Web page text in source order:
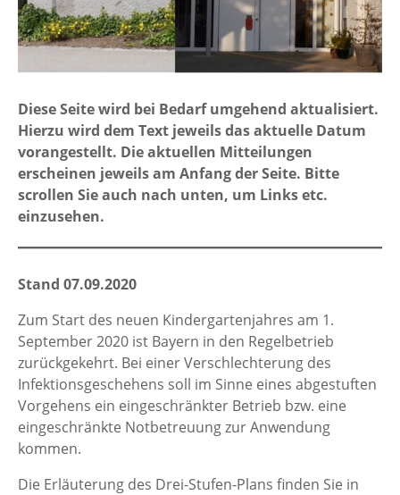
Diese Seite wird bei Bedarf umgehend aktualisiert.
Hierzu wird dem Text jeweils das aktuelle Datum
vorangestellt. Die aktuellen Mitteilungen
erscheinen jeweils am Anfang der Seite. Bitte
scrollen Sie auch nach unten, um Links etc.
einzusehen.
Stand 07.09.2020
Zum Start des neuen Kindergartenjahres am 1.
September 2020 ist Bayern in den Regelbetrieb
zurückgekehrt. Bei einer Verschlechterung des
Infektionsgeschehens soll im Sinne eines abgestuften
Vorgehens ein eingeschränkter Betrieb bzw. eine
eingeschränkte Notbetreuung zur Anwendung
kommen.
Die Erläuterung des Drei-Stufen-Plans finden Sie in